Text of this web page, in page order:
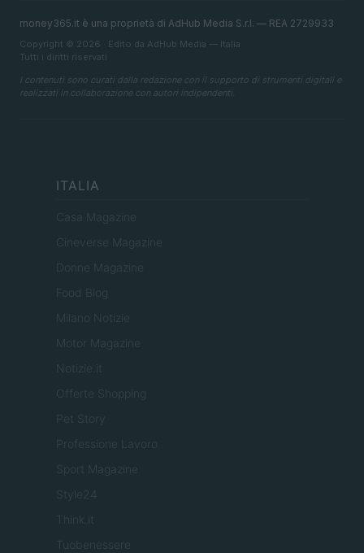
money365.it è una proprietà di AdHub Media S.r.l. — REA 2729933
Copyright © 2026 · Edito da AdHub Media — Italia
Tutti i diritti riservati
I contenuti sono curati dalla redazione con il supporto di strumenti digitali e
realizzati in collaborazione con autori indipendenti.
ITALIA
Casa Magazine
Cineverse Magazine
Donne Magazine
Food Blog
Milano Notizie
Motor Magazine
Notizie.it
Offerte Shopping
Pet Story
Professione Lavoro
Sport Magazine
Style24
Think.it
Tuobenessere